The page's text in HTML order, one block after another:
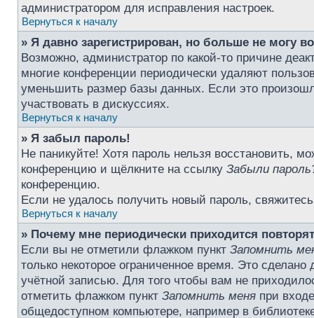
администратором для исправления настроек.
Вернуться к началу
» Я давно зарегистрирован, но больше не могу
Возможно, администратор по какой-то причине
многие конференции периодически удаляют
уменьшить размер базы данных. Если это
участвовать в дискуссиях.
Вернуться к началу
» Я забыл пароль!
Не паникуйте! Хотя пароль нельзя восстановить,
конференцию и щёлкните на ссылку Забыли
конференцию.
Если не удалось получить новый пароль,
Вернуться к началу
» Почему мне периодически приходится
Если вы не отметили флажком пункт Запомнить
только некоторое ограниченное время. Это
учётной записью. Для того чтобы вам не
отметить флажком пункт Запомнить меня при
общедоступном компьютере, например в